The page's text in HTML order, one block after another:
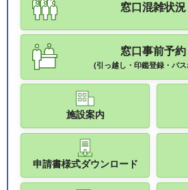
窓口混雑状況
窓口事前予約
(引っ越し・印鑑登録・パス
施設案内
申請書様式ダウンロード